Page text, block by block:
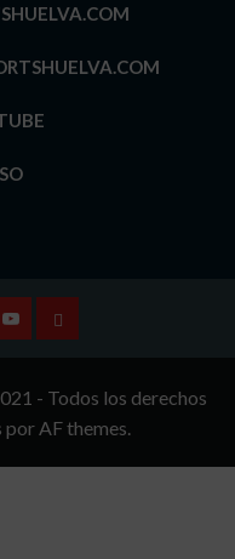
YoutubeTÉRMINOS
CONDICIONES
- Todos los derechos
por AF themes.